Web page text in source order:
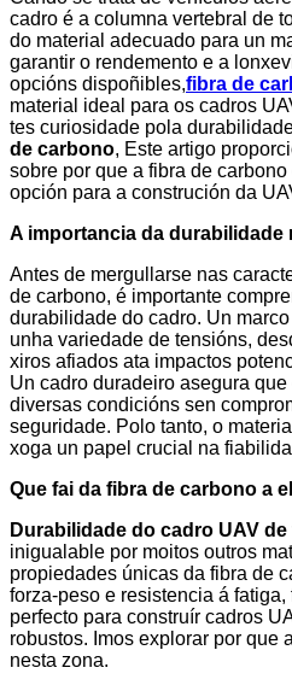
cadro é a columna vertebral de
do material adecuado para un
garantir o rendemento e a
opcións dispoñibles,fibra de
material ideal para os cadros
tes curiosidade pola
de carbono, Este artigo
sobre por que a fibra de
opción para a construción da
A importancia da durabilidade
Antes de mergullarse nas
de carbono, é importante
durabilidade do cadro. Un
unha variedade de tensións,
xiros afiados ata impactos
Un cadro duradeiro asegura
diversas condicións sen
seguridade. Polo tanto, o
xoga un papel crucial na
Que fai da fibra de carbono a
Durabilidade do cadro UAV
inigualable por moitos outros
propiedades únicas da fibra de
forza-peso e resistencia á
perfecto para construír cadros
robustos. Imos explorar por que
nesta zona.